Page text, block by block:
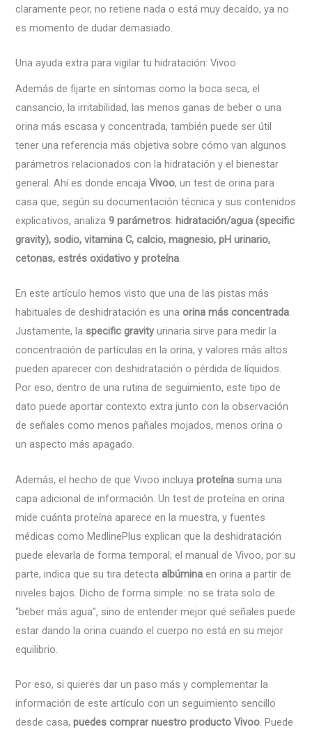
claramente peor, no retiene nada o está muy decaído, ya no
es momento de dudar demasiado.
Una ayuda extra para vigilar tu hidratación: Vivoo
Además de fijarte en síntomas como la boca seca, el
cansancio, la irritabilidad, las menos ganas de beber o una
orina más escasa y concentrada, también puede ser útil
tener una referencia más objetiva sobre cómo van algunos
parámetros relacionados con la hidratación y el bienestar
general. Ahí es donde encajaVivoo, un test de orina para
casa que, según su documentación técnica y sus contenidos
explicativos, analiza9 parámetros: hidratación/agua (specific
gravity), sodio, vitamina C, calcio, magnesio, pH urinario,
cetonas, estrés oxidativo y proteína.
En este artículo hemos visto que una de las pistas más
habituales de deshidratación es unaorina más concentrada.
Justamente, la specific gravityurinaria sirve para medir la
concentración de partículas en la orina, y valores más altos
pueden aparecer con deshidratación o pérdida de líquidos.
Por eso, dentro de una rutina de seguimiento, este tipo de
dato puede aportar contexto extra junto con la observación
de señales como menos pañales mojados, menos orina o
un aspecto más apagado.
Además, el hecho de que Vivoo incluyaproteína suma una
capa adicional de información. Un test de proteína en orina
mide cuánta proteína aparece en la muestra, y fuentes
médicas como MedlinePlus explican que la deshidratación
puede elevarla de forma temporal; el manual de Vivoo, por su
parte, indica que su tira detectaalbúmina en orina a partir de
niveles bajos. Dicho de forma simple: no se trata solo de
“beber más agua”, sino de entender mejor qué señales puede
estar dando la orina cuando el cuerpo no está en su mejor
equilibrio.
Por eso, si quieres dar un paso más y complementar la
información de este artículo con un seguimiento sencillo
desde casa,puedes comprar nuestro producto Vivoo. Puede